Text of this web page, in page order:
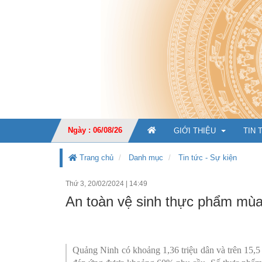
Ngày : 06/08/26 GIỚI THIỆU
CHỨC NĂNG, NHIỆM
Văn
KẾ HOẠCH PHÁT
TIN
Trang chủ Danh mục Tin tức - Sự kiện
Thứ 3, 20/02/2024 | 14:49
An toàn vệ sinh thực phẩm
Quảng Ninh có khoảng 1,36 triệu dân và trên